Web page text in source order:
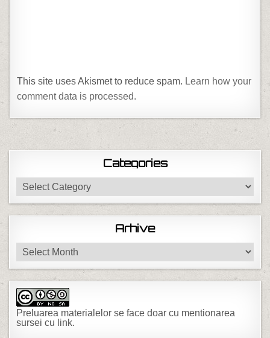
This site uses Akismet to reduce spam. Learn how your
comment data is processed.
Categories
Categories
Arhive
Arhive
Preluarea materialelor se face doar cu mentionarea
sursei cu link.